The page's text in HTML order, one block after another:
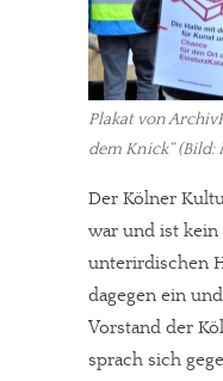
Plakat von
dem Knick“ (Bild:
Der Kölner
war und ist kein
unterirdischen
dagegen ein
Vorstand der
sprach sich